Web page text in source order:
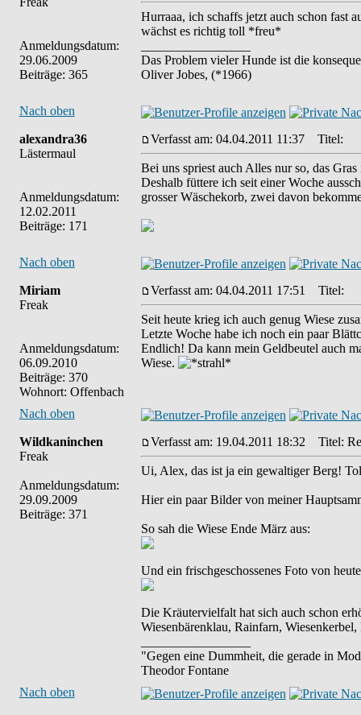
Anmeldungsdatum:
29.06.2009
Beiträge: 365
Hurraaa, ich schaffs jetzt auch schon fast
wächst es richtig toll *freu*
Das Problem vieler Hunde ist die
Oliver Jobes, (*1966)
Nach oben
alexandra36
Lästermaul
Anmeldungsdatum:
12.02.2011
Beiträge: 171
Verfasst am: 04.04.2011 11:37 Titel:
Bei uns spriest auch Alles nur so, das
Deshalb füttere ich seit einer Woche
grosser Wäschekorb, zwei davon
Nach oben
Miriam
Freak
Anmeldungsdatum:
06.09.2010
Beiträge: 370
Wohnort: Offenbach
Verfasst am: 04.04.2011 17:51 Titel:
Seit heute krieg ich auch genug Wiese
Letzte Woche habe ich noch ein paar
Endlich! Da kann mein Geldbeutel auch
Wiese.
Nach oben
Wildkaninchen
Freak
Anmeldungsdatum:
29.09.2009
Beiträge: 371
Verfasst am: 19.04.2011 18:32 Titel:
Ui, Alex, das ist ja ein gewaltiger Berg!
Hier ein paar Bilder von meiner
So sah die Wiese Ende März aus:
Und ein frischgeschossenes Foto von
Die Kräutervielfalt hat sich auch schon
Wiesenbärenklau, Rainfarn,
"Gegen eine Dummheit, die gerade in
Theodor Fontane
Nach oben